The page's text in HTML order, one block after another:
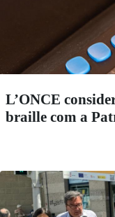
L’ONCE
braille com a